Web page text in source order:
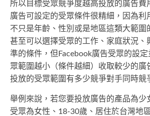
所以目標受眾競爭度越高投放的廣告費
廣告可設定的受眾條件很精細，因為利
不只是年齡、性別或是地區這類大範圍
甚至可以選擇受眾的工作、家庭狀況、
準的條件，但Facebook廣告受眾的設
眾範圍越小（條件越細）收取較少的廣
投放的受眾範圍有多少競爭對手同時競
舉例來說，若您要投放廣告的產品為少
受眾為女性、18-30歲、居住於台灣地